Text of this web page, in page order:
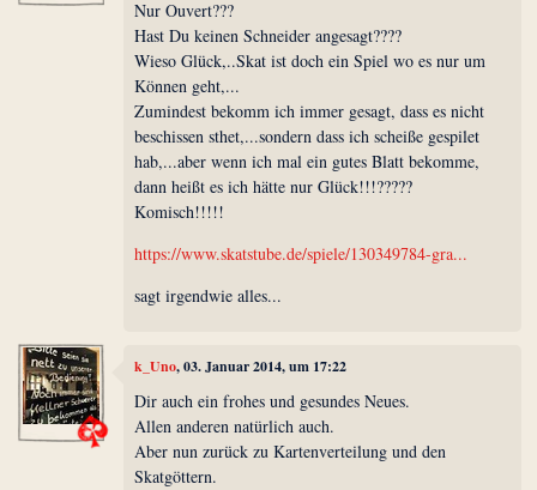
Nur Ouvert???
Hast Du keinen Schneider angesagt????
Wieso Glück,..Skat ist doch ein Spiel wo es nur um
Können geht,...
Zumindest bekomm ich immer gesagt, dass es nicht
beschissen sthet,...sondern dass ich scheiße gespilet
hab,...aber wenn ich mal ein gutes Blatt bekomme,
dann heißt es ich hätte nur Glück!!!?????
Komisch!!!!!
https://www.skatstube.de/spiele/130349784-gra...
sagt irgendwie alles...
k_Uno, 03. Januar 2014, um 17:22
Dir auch ein frohes und gesundes Neues.
Allen anderen natürlich auch.
Aber nun zurück zu Kartenverteilung und den
Skatgöttern.